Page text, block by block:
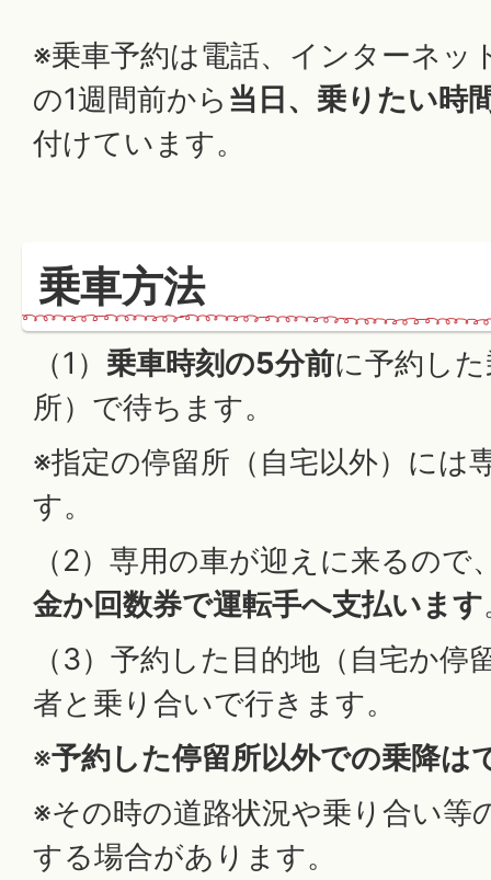
※乗車予約は電話、インターネッ
の1週間前から 当日、乗りたい時
付けています。
乗車方法
（1） 乗車時刻の5分前に予約し
所）で待ちます。
※指定の停留所（自宅以外）には
す。
（2）専用の車が迎えに来るので
金か回数券で運転手へ支払います
（3）予約した目的地（自宅か停
者と乗り合いで行きます。
※予約した停留所以外での乗降は
※その時の道路状況や乗り合い等
する場合があります。